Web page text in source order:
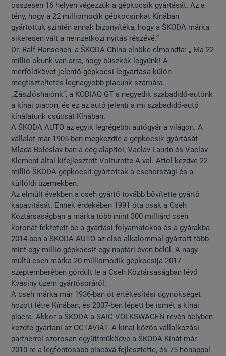
összesen 16 helyen végezzük a gépkocsik gyártását. Az a
tény, hogy a 22 milliomodik gépkocsinkat Kínában
gyártottuk szintén annak bizonyítéka, hogy a ŠKODA márka
sikeresen vált a nemzetközi nyitás részévé.”
Dr. Ralf Hanschen, a ŠKODA China elnöke elmondta: „ Ma 22
millió okunk van arra, hogy büszkék legyünk! A
mérföldkövet jelentő gépkocsi legyártása külön
megtiszteltetés legnagyobb piacunk számára.
„Zászlóshajónk”, a KODIAQ GT a negyedik szabadidő-autónk
a kínai piacon, és ez az autó jelenti a mi szabadidő-autó
kínálatunk csúcsát Kínában.
A ŠKODA AUTO az egyik legrégebbi autógyár a világon. A
vállalat már 1905-ben megkezdte a gépkocsik gyártását
Mladá Boleslav-ban a cég alapítói, Vaclav Laurin és Vaclav
Klement által kifejlesztett Voiturette A-val. Attól kezdve 22
millió ŠKODA gépkocsit gyártottak a csehországi és a
külföldi üzemekben.
Az elmúlt években a cseh gyártó tovább bővítette gyártó
kapacitását. Ennek érdekében 1991 óta csak a Cseh
Köztársaságban a márka több mint 300 milliárd cseh
koronát fektetett be a gyártási folyamatokba és a gyárakba.
2014-ben a ŠKODA AUTO az első alkalommal gyártott több
mint egy millió gépkocsit egy naptári éven belül. A nagy
múltú cseh márka 20 milliomodik gépkocsija 2017
szeptemberében gördült le a Cseh Köztársaságban lévő
Kvasiny üzem gyártósoráról.
A cseh márka már 1936-ban öt értékesítési ügynökséget
hozott létre Kínában, és 2007-ben lépett be ismét a kínai
piacra. Akkor a ŠKODA a SAIC VOLKSWAGEN révén helyben
kezdte gyártani az OCTAVIÁT. A kínai közös vállalkozási
partnerrel szorosan együttműködve a ŠKODA Kínát már
2010-re a legfontosabb piacává fejlesztette, és 75 hónappal